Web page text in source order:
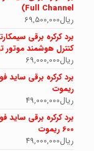
Full Channel)
ریال69,500,000
کنترل هوشمند موتور
ریال69,000,000
ریموت
ریال49,000,000
برد کرکره برقی ساید
600 ریموت
ریال49,000,000